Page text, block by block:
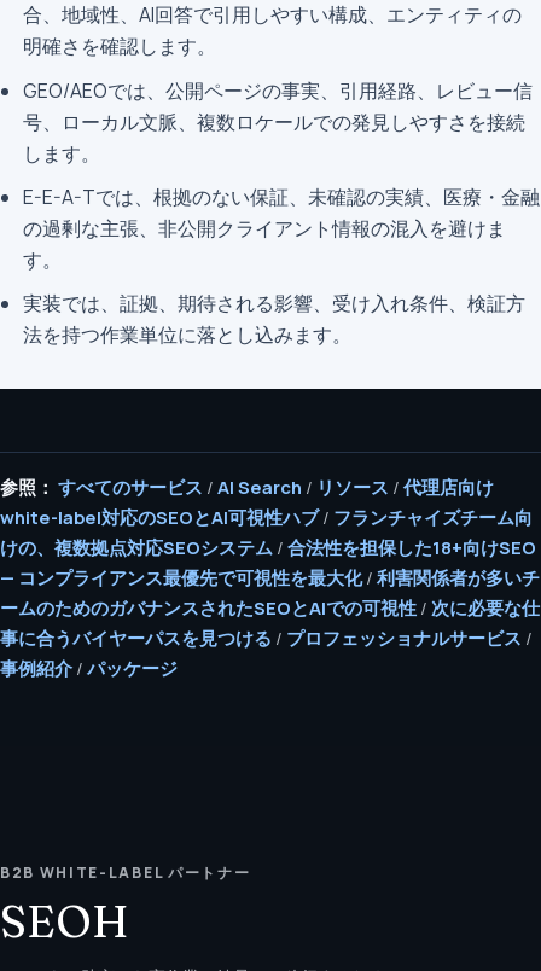
合、地域性、AI回答で引用しやすい構成、エンティティの
明確さを確認します。
GEO/AEOでは、公開ページの事実、引用経路、レビュー信
号、ローカル文脈、複数ロケールでの発見しやすさを接続
します。
E-E-A-Tでは、根拠のない保証、未確認の実績、医療・金融
の過剰な主張、非公開クライアント情報の混入を避けま
す。
実装では、証拠、期待される影響、受け入れ条件、検証方
法を持つ作業単位に落とし込みます。
参照： すべてのサービス / AI Search / リソース / 代理店向け
white-label対応のSEOとAI可視性ハブ/ フランチャイズチーム向
けの、複数拠点対応SEOシステム / 合法性を担保した18+向けSEO
— コンプライアンス最優先で可視性を最大化/ 利害関係者が多いチ
ームのためのガバナンスされたSEOとAIでの可視性 / 次に必要な仕
事に合うバイヤーパスを見つける / プロフェッショナルサービス /
事例紹介 / パッケージ
B2B WHITE-LABEL パートナー
SEOH